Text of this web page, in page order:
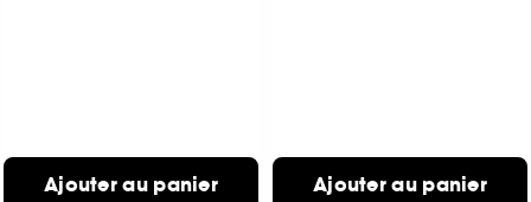
Ajouter au panier Ajouter au panier